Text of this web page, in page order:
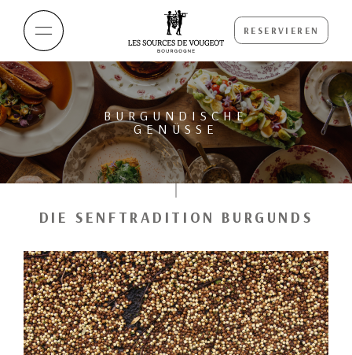
RESERVIEREN
BURGUNDISCHE
GENÜSSE
DIE SENFTRADITION BURGUNDS